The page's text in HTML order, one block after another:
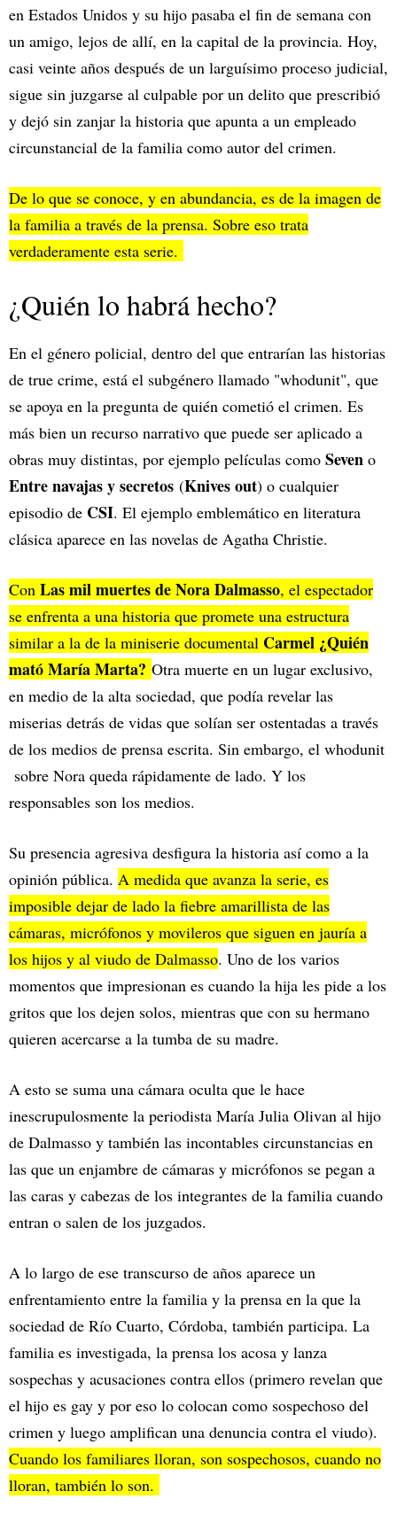
en Estados Unidos y su hijo pasaba el fin de semana con
un amigo, lejos de allí, en la capital de la provincia. Hoy,
casi veinte años después de un larguísimo proceso judicial,
sigue sin juzgarse al culpable por un delito que prescribió
y dejó sin zanjar la historia que apunta a un empleado
circunstancial de la familia como autor del crimen.
De lo que se conoce, y en abundancia, es de la imagen de
la familia a través de la prensa. Sobre eso trata
verdaderamente esta serie.
¿Quién lo habrá hecho?
En el género policial, dentro del que entrarían las historias
de true crime, está el subgénero llamado "whodunit", que
se apoya en la pregunta de quién cometió el crimen. Es
más bien un recurso narrativo que puede ser aplicado a
obras muy distintas, por ejemplo películas como Seven o
Entre navajas y secretos (Knives out) o cualquier
episodio de CSI. El ejemplo emblemático en literatura
clásica aparece en las novelas de Agatha Christie.
Con Las mil muertes de Nora Dalmasso, el espectador
se enfrenta a una historia que promete una estructura
similar a la de la miniserie documental Carmel ¿Quién
mató María Marta? Otra muerte en un lugar exclusivo,
en medio de la alta sociedad, que podía revelar las
miserias detrás de vidas que solían ser ostentadas a través
de los medios de prensa escrita. Sin embargo, el whodunit
sobre Nora queda rápidamente de lado. Y los
responsables son los medios.
Su presencia agresiva desfigura la historia así como a la
opinión pública. A medida que avanza la serie, es
imposible dejar de lado la fiebre amarillista de las
cámaras, micrófonos y movileros que siguen en jauría a
los hijos y al viudo de Dalmasso. Uno de los varios
momentos que impresionan es cuando la hija les pide a los
gritos que los dejen solos, mientras que con su hermano
quieren acercarse a la tumba de su madre.
A esto se suma una cámara oculta que le hace
inescrupulosmente la periodista María Julia Olivan al hijo
de Dalmasso y también las incontables circunstancias en
las que un enjambre de cámaras y micrófonos se pegan a
las caras y cabezas de los integrantes de la familia cuando
entran o salen de los juzgados.
A lo largo de ese transcurso de años aparece un
enfrentamiento entre la familia y la prensa en la que la
sociedad de Río Cuarto, Córdoba, también participa. La
familia es investigada, la prensa los acosa y lanza
sospechas y acusaciones contra ellos (primero revelan que
el hijo es gay y por eso lo colocan como sospechoso del
crimen y luego amplifican una denuncia contra el viudo).
Cuando los familiares lloran, son sospechosos, cuando no
lloran, también lo son.